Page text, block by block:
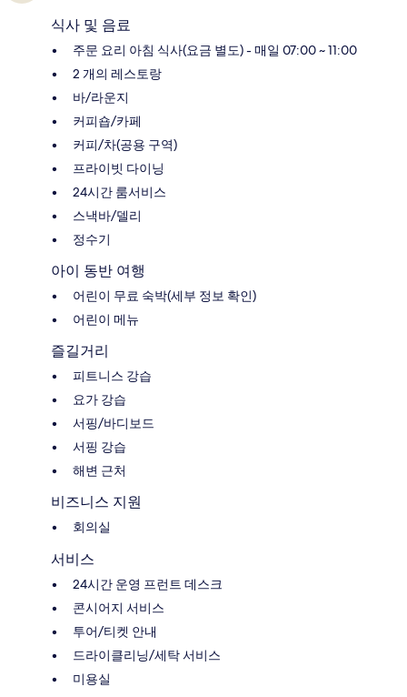
식사 및 음료
주문 요리 아침 식사(요금 별도) - 매일 07:00 ~ 11:00
2 개의 레스토랑
바/라운지
커피숍/카페
커피/차(공용 구역)
프라이빗 다이닝
24시간 룸서비스
스낵바/델리
정수기
아이 동반 여행
어린이 무료 숙박(세부 정보 확인)
어린이 메뉴
즐길거리
피트니스 강습
요가 강습
서핑/바디보드
서핑 강습
해변 근처
비즈니스 지원
회의실
서비스
24시간 운영 프런트 데스크
콘시어지 서비스
투어/티켓 안내
드라이클리닝/세탁 서비스
미용실